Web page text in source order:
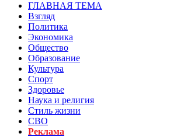
ГЛАВНАЯ ТЕМА
Взгляд
Политика
Экономика
Общество
Образование
Культура
Спорт
Здоровье
Наука и религия
Стиль жизни
СВО
Реклама